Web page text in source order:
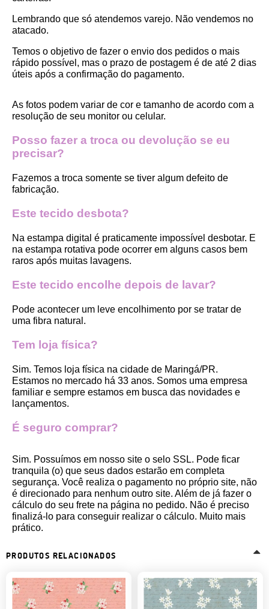
Lembrando que só atendemos varejo. Não vendemos no
atacado.
Temos o objetivo de fazer o envio dos pedidos o mais
rápido possível, mas o prazo de postagem é de até 2 dias
úteis após a confirmação do pagamento.
As fotos podem variar de cor e tamanho de acordo com a
resolução de seu monitor ou celular.
Posso fazer a troca ou devolução se eu
precisar?
Fazemos a troca somente se tiver algum defeito de
fabricação.
Este tecido desbota?
Na estampa digital é praticamente impossível desbotar. E
na estampa rotativa pode ocorrer em alguns casos bem
raros após muitas lavagens.
Este tecido encolhe depois de lavar?
Pode acontecer um leve encolhimento por se tratar de
uma fibra natural.
Tem loja física?
Sim. Temos loja física na cidade de Maringá/PR.
Estamos no mercado há 33 anos. Somos uma empresa
familiar e sempre estamos em busca das novidades e
lançamentos.
É seguro comprar?
Sim. Possuímos em nosso site o selo SSL. Pode ficar
tranquila (o) que seus dados estarão em completa
segurança. Você realiza o pagamento no próprio site, não
é direcionado para nenhum outro site. Além de já fazer o
cálculo do seu frete na página no pedido. Não é preciso
finalizá-lo para conseguir realizar o cálculo. Muito mais
prático.
PRODUTOS RELACIONADOS